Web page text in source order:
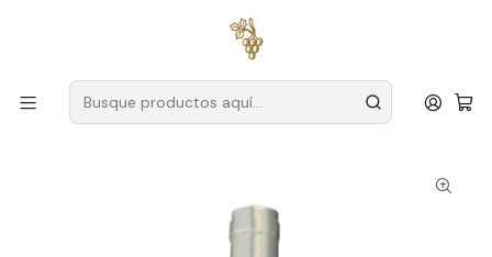
para pedidos superiores a
Productores Lisboa
Finca Chocapalha
CH de Chocapalha 2022 Lisboa Branco 75cl